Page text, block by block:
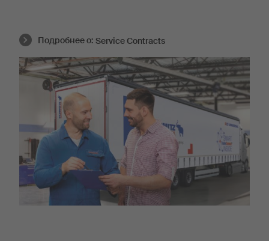
Подробнее о: Service Contracts